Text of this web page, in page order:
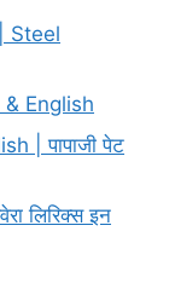
Steel
English
| पापाजी पेट
लिरिक्स इन